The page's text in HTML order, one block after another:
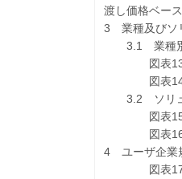
渡し価格ベース
3 業種及びソ
3.1 業種別
図表13
図表14 業種
3.2 ソリュ
図表15
図表16 業務
4 ユーザ企業
図表17